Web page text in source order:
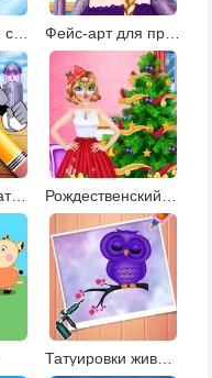
Том и Джерри: создай ракету Фейс-арт для принцесс
Учимся рисовать Киборга
Татуировки животных